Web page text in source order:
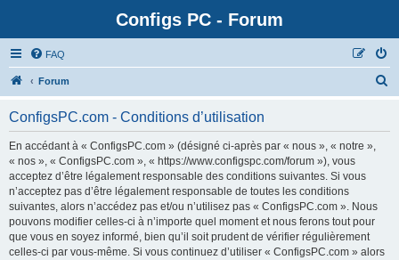
Configs PC - Forum
FAQ
Forum
ConfigsPC.com - Conditions d’utilisation
En accédant à « ConfigsPC.com » (désigné ci-après par « nous », « notre »,
« nos », « ConfigsPC.com », « https://www.configspc.com/forum »), vous
acceptez d’être légalement responsable des conditions suivantes. Si vous
n’acceptez pas d’être légalement responsable de toutes les conditions
suivantes, alors n’accédez pas et/ou n’utilisez pas « ConfigsPC.com ». Nous
pouvons modifier celles-ci à n’importe quel moment et nous ferons tout pour
que vous en soyez informé, bien qu’il soit prudent de vérifier régulièrement
celles-ci par vous-même. Si vous continuez d’utiliser « ConfigsPC.com » alors